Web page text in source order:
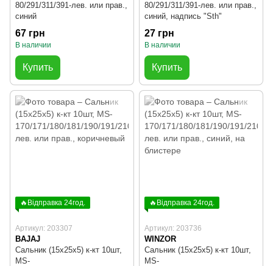
80/291/311/391-лев. или прав.,
синий
67 грн
В наличии
Купить
80/291/311/391-лев. или прав.,
синий, надпись "Sth"
27 грн
В наличии
Купить
🔥Відправка 24год.
Артикул: 203307
BAJAJ
Сальник (15x25x5) к-кт 10шт,
MS-
🔥Відправка 24год.
Артикул: 203736
WINZOR
Сальник (15x25x5) к-кт 10шт,
MS-